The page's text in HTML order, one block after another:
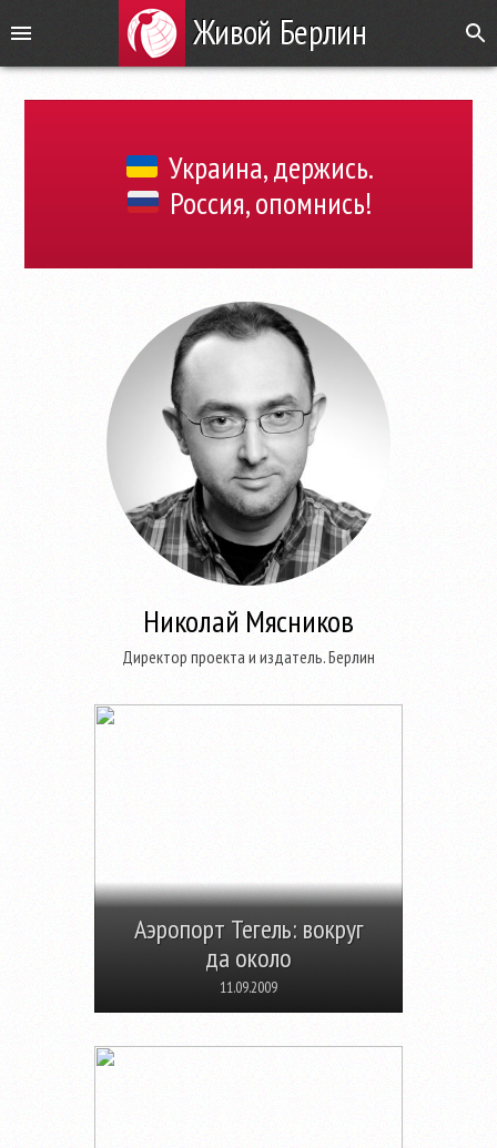
Живой Берлин
Украина, держись.
Россия, опомнись!
Николай Мясников
Директор проекта и издатель. Берлин
Аэропорт Тегель: вокруг
да около
11.09.2009